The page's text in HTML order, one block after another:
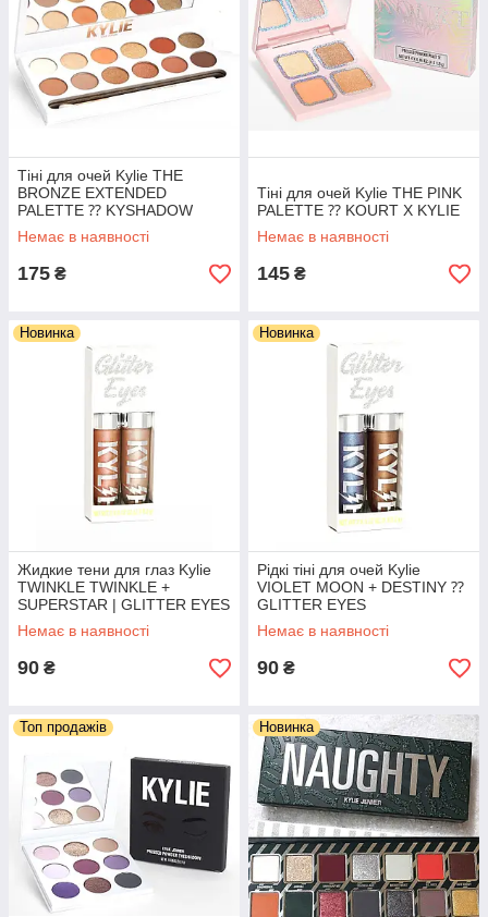
Тіні для очей Kylie THE
BRONZE EXTENDED
PALETTE ⁇ KYSHADOW
Немає в наявності
175 ₴
Тіні для очей Kylie THE PINK
PALETTE ⁇ KOURT X KYLIE
Немає в наявності
145 ₴
Новинка
Жидкие тени для глаз Kylie
TWINKLE TWINKLE +
SUPERSTAR | GLITTER EYES
Немає в наявності
90 ₴
Новинка
Рідкі тіні для очей Kylie
VIOLET MOON + DESTINY ⁇
GLITTER EYES
Немає в наявності
90 ₴
Топ продажів Новинка